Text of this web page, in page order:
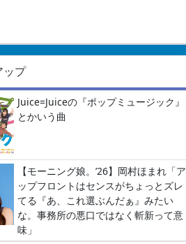
ップ
Juice=Juiceの『ポップミュージック』
とかいう曲
【モーニング娘。’26】岡村ほまれ「ア
ップフロントはセンスがちょっとズレ
てる『あ、これ選ぶんだぁ』みたい
な。事務所の悪口ではなく斬新って意
味」